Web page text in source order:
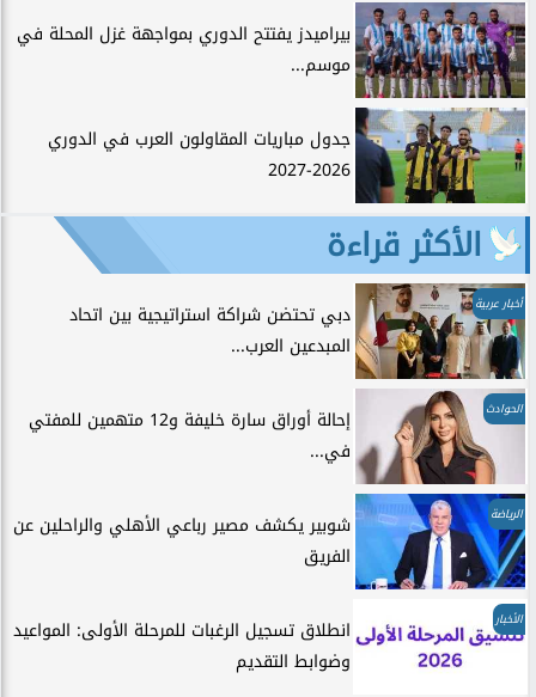
بيراميدز يفتتح الدوري بمواجهة غزل المحلة في
موسم...
جدول مباريات المقاولون العرب في الدوري
2026-2027
الأكثر قراءة
أخبار عربية
دبي تحتضن شراكة استراتيجية بين اتحاد
المبدعين العرب...
الحوادث
إحالة أوراق سارة خليفة و12 متهمين للمفتي
في...
الرياضة
شوبير يكشف مصير رباعي الأهلي والراحلين عن
الفريق
الأخبار
انطلاق تسجيل الرغبات للمرحلة الأولى: المواعيد
وضوابط التقديم